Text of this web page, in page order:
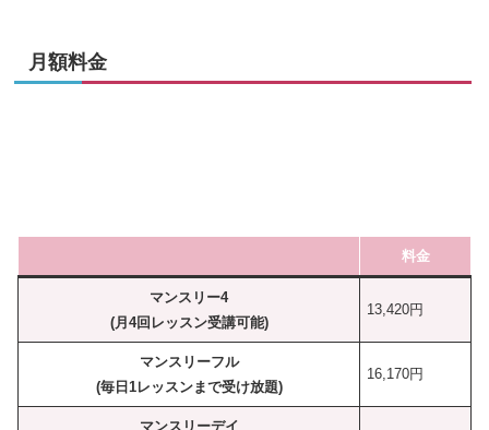
月額料金
料金
マンスリー4
(月4回レッスン受講可能)
13,420円
マンスリーフル
(毎日1レッスンまで受け放題)
16,170円
マンスリーデイ